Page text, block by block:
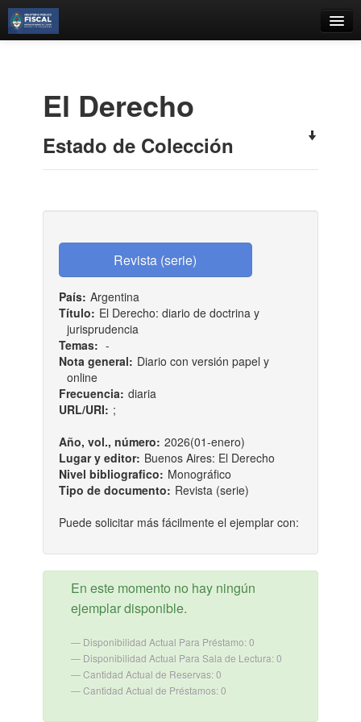
Estantes Virtuales
El Derecho
Estado de Colección
País: Argentina
Título: El Derecho: diario de doctrina y
jurisprudencia
Temas: -
Nota general: Diario con versión papel y
online
Frecuencia: diaria
URL/URI: ;
Año, vol., número: 2026(01-enero)
Lugar y editor: Buenos Aires: El Derecho
Nivel bibliografico: Monográfico
Tipo de documento: Revista (serie)
Puede solicitar más fácilmente el ejemplar con:
En este momento no hay ningún
ejemplar disponible.
Disponibilidad Actual Para Préstamo: 0
Disponibilidad Actual Para Sala de Lectura: 0
Cantidad Actual de Reservas: 0
Cantidad Actual de Préstamos: 0